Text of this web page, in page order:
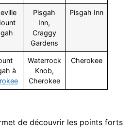
Pisgah
Inn,
Craggy
Gardens
Pisgah Inn
à
Waterrock
Knob,
Cherokee
Cherokee
de découvrir les points forts